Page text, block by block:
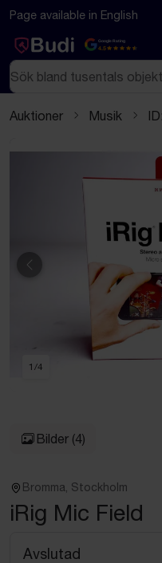
Hoppa till innehåll
Textbaserad (markdown)
Page available in English
Google Rating
4.5
Sök
Auktioner Musik
Föregående
1 /4
Bilder (4)
Bromma, Stockholm
iRig Mic Field
Avslutad